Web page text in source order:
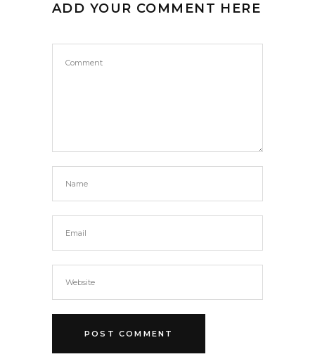
ADD YOUR COMMENT HERE